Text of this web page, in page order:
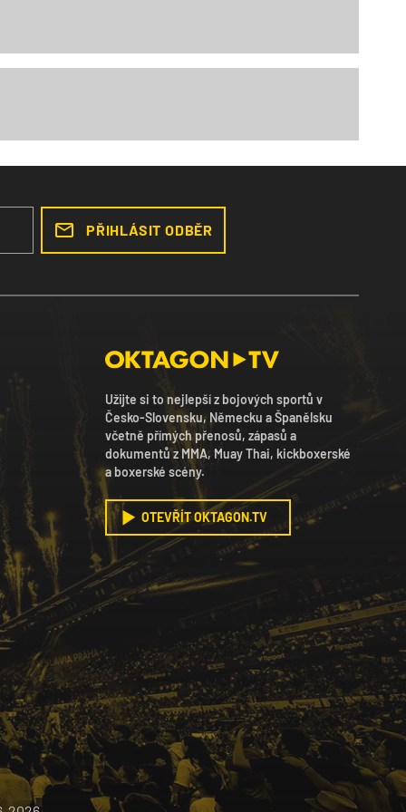
PŘIHLÁSIT ODBĚR
Užijte si to nejlepší z bojových sportů v
Česko-Slovensku, Německu a Španělsku
včetně přímých přenosů, zápasů a
dokumentů z MMA, Muay Thai, kickboxerské
a boxerské scény.
OTEVŘÍT OKTAGON.TV